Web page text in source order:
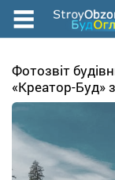
Перейти
до
вмісту
Фотозвіт
«Креатор-Буд»